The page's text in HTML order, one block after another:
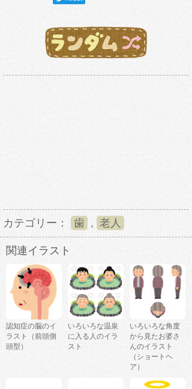
カテゴリー： 歯 , 老人
関連イラスト
認知症の脳のイ
ラスト（前頭側
頭型）
いろいろな温泉
に入る人のイラ
スト
いろいろな角度
から見たお婆さ
んのイラスト
（ショートヘ
ア）